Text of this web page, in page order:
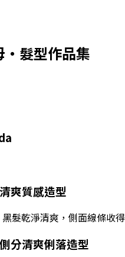
・髮型作品集
爽質感造型
髮乾淨清爽，側面線條收
分清爽俐落造型